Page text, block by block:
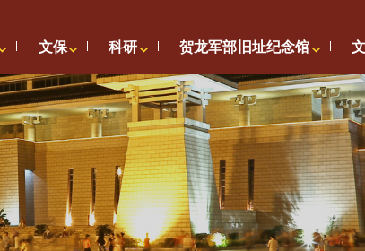
文保 科研 贺龙军部旧址纪念馆